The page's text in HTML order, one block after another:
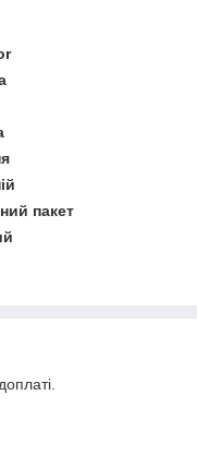
пакет